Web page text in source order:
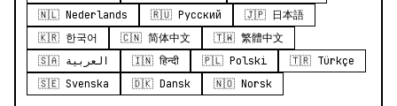
🇳🇱 Nederlands
🇷🇺 Русский
🇯🇵 日本語
🇰🇷 한국어
🇨🇳 简体中文
🇹🇼 繁體中文
🇸🇦 العربية
🇮🇳 हिन्दी 🇵🇱 Polski
🇹🇷 Türkçe
🇸🇪 Svenska
🇩🇰 Dansk 🇳🇴 Norsk